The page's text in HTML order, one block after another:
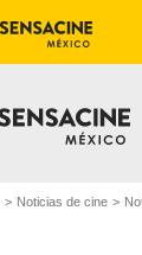
Noticias de cine